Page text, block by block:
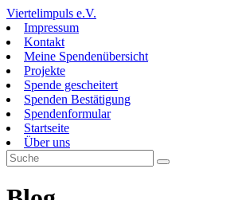
Zum
Inhalt
springen
Viertelimpuls e.V.
Impressum
Kontakt
Meine Spendenübersicht
Projekte
Spende gescheitert
Spenden Bestätigung
Spendenformular
Startseite
Über uns